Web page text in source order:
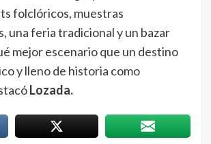
folclóricos, muestras
una feria tradicional y un bazar
mejor escenario que un destino
y lleno de historia como
Lozada.